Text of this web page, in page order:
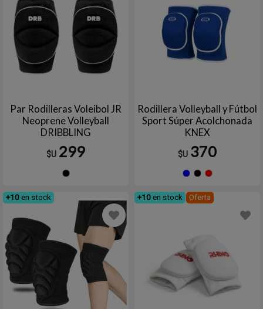
Par Rodilleras Voleibol JR
Neoprene Volleyball
DRIBBLING
$U 299
Rodillera Volleyball y Fútbol
Sport Súper Acolchonada
KNEX
$U 370
+10 en stock +10 en stock Oferta